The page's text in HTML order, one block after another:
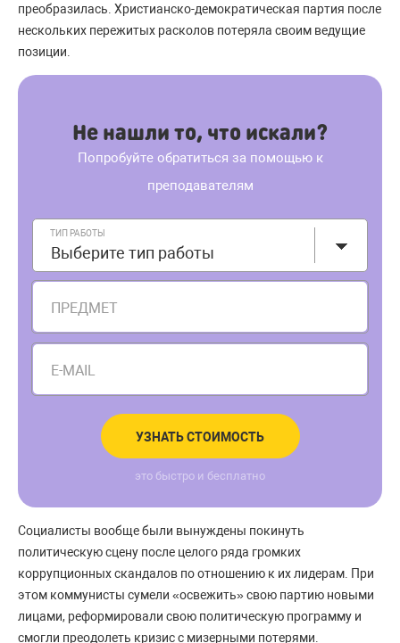
преобразилась. Христианско-демократическая партия после
нескольких пережитых расколов потеряла своим ведущие
позиции.
Не нашли то, что искали?
Попробуйте обратиться за помощью к
преподавателям
ТИП РАБОТЫ
Выберите тип работы
ПРЕДМЕТ
E-MAIL
УЗНАТЬ СТОИМОСТЬ
это быстро и бесплатно
Социалисты вообще были вынуждены покинуть
политическую сцену после целого ряда громких
коррупционных скандалов по отношению к их лидерам. При
этом коммунисты сумели «освежить» свою партию новыми
лицами, реформировали свою политическую программу и
смогли преодолеть кризис с мизерными потерями.